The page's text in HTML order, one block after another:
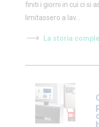
finiti i giorni in cui ci si
limitassero a lav...
La storia